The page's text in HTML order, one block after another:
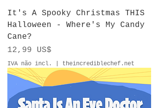
It's A Spooky Christmas THIS
Halloween - Where's My Candy
Cane?
Preço
12,99 US$
IVA não incl. theincrediblechef.net